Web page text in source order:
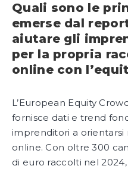
Quali sono le
emerse dal
aiutare gli
per la propria
online con
L’European Equity
fornisce dati e trend
imprenditori a orientarsi
online. Con oltre 300
di euro raccolti nel